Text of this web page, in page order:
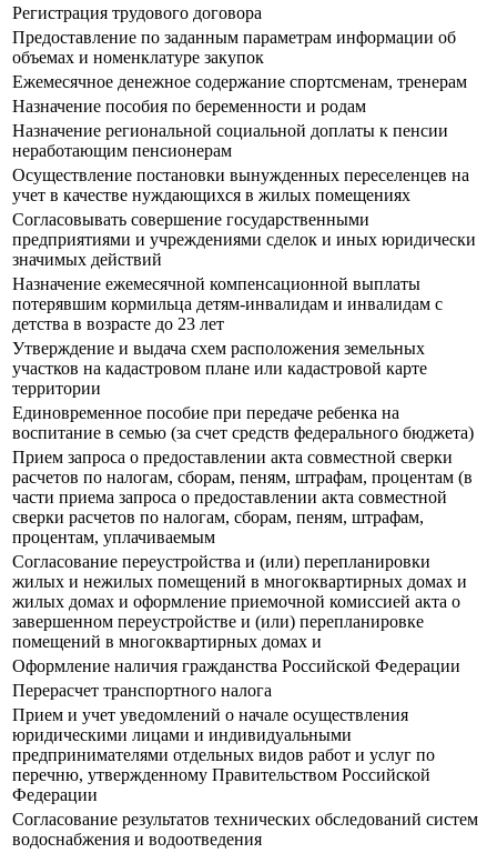
Регистрация трудового договора
Предоставление по заданным параметрам информации об
объемах и номенклатуре закупок
Ежемесячное денежное содержание спортсменам, тренерам
Назначение пособия по беременности и родам
Назначение региональной социальной доплаты к пенсии
неработающим пенсионерам
Осуществление постановки вынужденных переселенцев на
учет в качестве нуждающихся в жилых помещениях
Согласовывать совершение государственными
предприятиями и учреждениями сделок и иных юридически
значимых действий
Назначение ежемесячной компенсационной выплаты
потерявшим кормильца детям-инвалидам и инвалидам с
детства в возрасте до 23 лет
Утверждение и выдача схем расположения земельных
участков на кадастровом плане или кадастровой карте
территории
Единовременное пособие при передаче ребенка на
воспитание в семью (за счет средств федерального бюджета)
Прием запроса о предоставлении акта совместной сверки
расчетов по налогам, сборам, пеням, штрафам, процентам (в
части приема запроса о предоставлении акта совместной
сверки расчетов по налогам, сборам, пеням, штрафам,
процентам, уплачиваемым
Согласование переустройства и (или) перепланировки
жилых и нежилых помещений в многоквартирных домах и
жилых домах и оформление приемочной комиссией акта о
завершенном переустройстве и (или) перепланировке
помещений в многоквартирных домах и
Оформление наличия гражданства Российской Федерации
Перерасчет транспортного налога
Прием и учет уведомлений о начале осуществления
юридическими лицами и индивидуальными
предпринимателями отдельных видов работ и услуг по
перечню, утвержденному Правительством Российской
Федерации
Согласование результатов технических обследований систем
водоснабжения и водоотведения